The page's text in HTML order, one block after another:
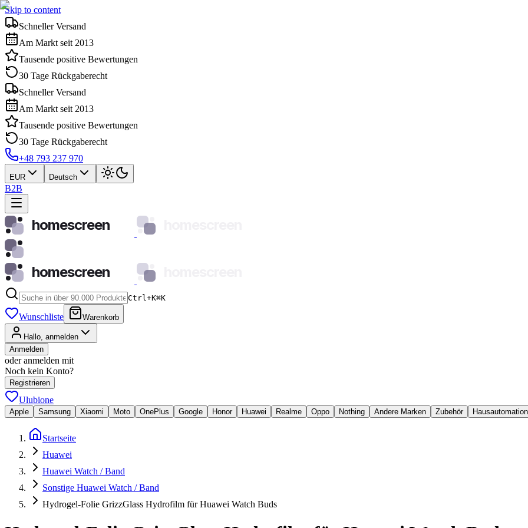
Skip to content
Schneller Versand
Am Markt seit 2013
Tausende positive Bewertungen
30 Tage Rückgaberecht
Schneller Versand
Am Markt seit 2013
Tausende positive Bewertungen
30 Tage Rückgaberecht
+48 793 237 970
EUR Deutsch
B2B
homescreen
homescreen
Ctrl+K⌘K
Wunschliste Warenkorb
Hallo, anmelden
Anmelden
oder anmelden mit
Noch kein Konto?
Registrieren
Ulubione
Apple Samsung Xiaomi Moto OnePlus Google Honor Huawei Realme Oppo Nothing Andere Marken Zubehör Hausautomation
Startseite
Huawei
Huawei Watch / Band
Sonstige Huawei Watch / Band
Hydrogel-Folie GrizzGlass Hydrofilm für Huawei Watch Buds